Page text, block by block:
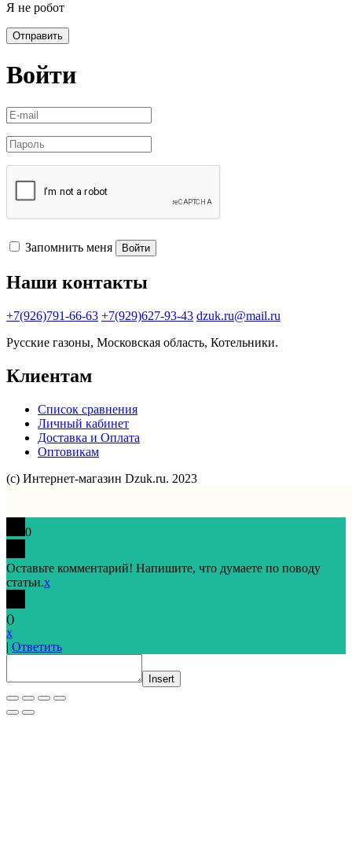
Я не робот
Отправить
Войти
Запомнить меня Войти
Наши контакты
+7(926)791-66-63 +7(929)627-93-43 dzuk.ru@mail.ru
Русские газоны, Московская область, Котельники.
Клиентам
Список сравнения
Личный кабинет
Доставка и Оплата
Оптовикам
(с) Интернет-магазин Dzuk.ru. 2023
0
Оставьте комментарий! Напишите, что думаете по поводу
статьи.x
()
x
| Ответить
Insert